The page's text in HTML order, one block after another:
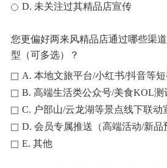
D. 未关注过其精品店宣传
您更偏好两来风精品店通过哪些渠
型（可多选）？
A. 本地文旅平台/小红书/抖音等
B. 高端生活类公众号/美食KOL测
C. 户部山/云龙湖等景点线下联动
D. 会员专属推送（高端活动/新品
E. 其他